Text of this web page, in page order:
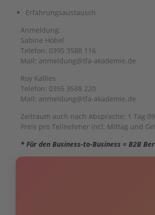
Erfahrungsaustausch
Anmeldung:
Sabine Höbel
Telefon: 0395 3588 116
Mail: anmeldung@tfa-akademie.de
Roy Kallies
Telefon: 0395 3588 220
Mail: anmeldung@tfa-akademie.de
Zeitraum auch nach Absprache: 1 Tag
Preis pro Teilnehmer incl. Mittag und
* Für den Business-to-Business = B2B